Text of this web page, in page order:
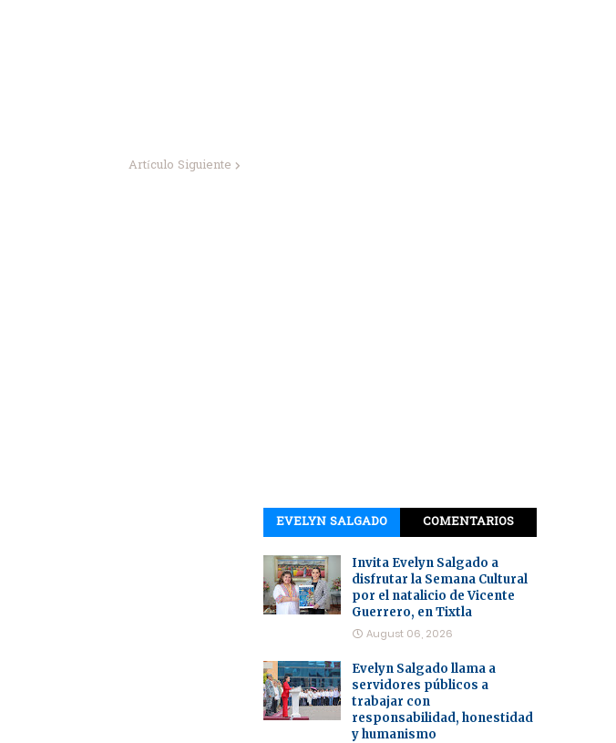
Artículo Siguiente
EVELYN SALGADO COMENTARIOS
Invita Evelyn Salgado a
disfrutar la Semana Cultural
por el natalicio de Vicente
Guerrero, en Tixtla
August 06, 2026
Evelyn Salgado llama a
servidores públicos a
trabajar con
responsabilidad, honestidad
y humanismo